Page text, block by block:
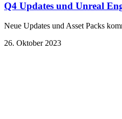
Q4 Updates und Unreal
Neue Updates und Asset Packs
26. Oktober 2023